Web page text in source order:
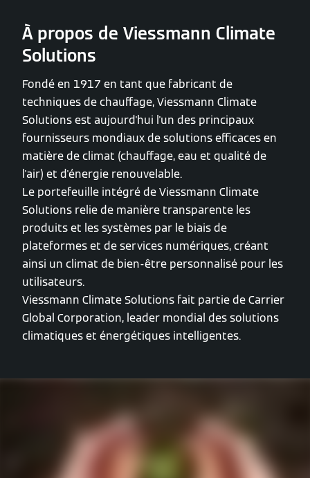
À propos de Viessmann Climate
Solutions
Fondé en 1917 en tant que fabricant de
techniques de chauffage, Viessmann Climate
Solutions est aujourd'hui l'un des principaux
fournisseurs mondiaux de solutions efficaces en
matière de climat (chauffage, eau et qualité de
l'air) et d'énergie renouvelable.
Le portefeuille intégré de Viessmann Climate
Solutions relie de manière transparente les
produits et les systèmes par le biais de
plateformes et de services numériques, créant
ainsi un climat de bien-être personnalisé pour les
utilisateurs.
Viessmann Climate Solutions fait partie de Carrier
Global Corporation, leader mondial des solutions
climatiques et énergétiques intelligentes.